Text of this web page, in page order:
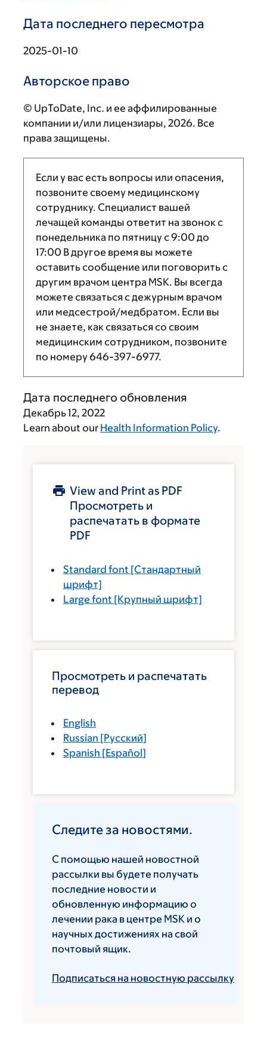
Дата последнего пересмотра
2025-01-10
Авторское право
© UpToDate, Inc. и ее аффилированные
компании и/или лицензиары, 2026. Все
права защищены.
Если у вас есть вопросы или опасения,
позвоните своему медицинскому
сотруднику. Специалист вашей
лечащей команды ответит на звонок с
понедельника по пятницу с9:00 до
17:00 В другое время вы можете
оставить сообщение или поговорить с
другим врачом центра MSK. Вы всегда
можете связаться с дежурным врачом
или медсестрой/медбратом. Если вы
не знаете, как связаться со своим
медицинским сотрудником, позвоните
по номеру646-397-6977.
Дата последнего обновления
Декабрь 12, 2022
Learn about our Health Information Policy.
View and Print as PDF
Просмотреть и
распечатать в формате
PDF
Standard font [Стандартный
шрифт]
Large font [Крупный шрифт]
Просмотреть и распечатать
перевод
English
Russian [Русский]
Spanish [Español]
Следите за новостями.
С помощью нашей новостной
рассылки вы будете получать
последние новости и
обновленную информацию о
лечении рака в центре MSK и о
научных достижениях на свой
почтовый ящик.
Подписаться на новостную рассылку